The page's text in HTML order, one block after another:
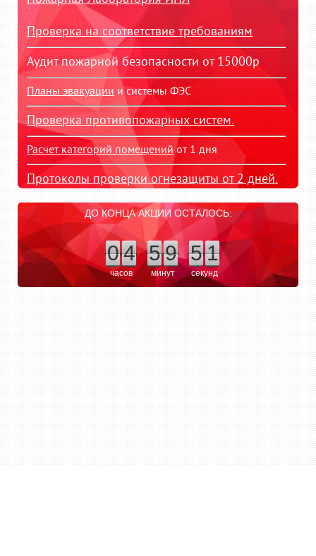
Проверка на соответствие требованиям
Аудит пожарной безопасности от 15000р
Планы эвакуации и системы ФЭС
Проверка противопожарных систем.
Расчет категорий помещенийот 1 дня
Протоколы проверки огнезащиты от 2 дней.
ДО КОНЦА АКЦИИ ОСТАЛОСЬ:
04
часов
59
минут
51
секунд